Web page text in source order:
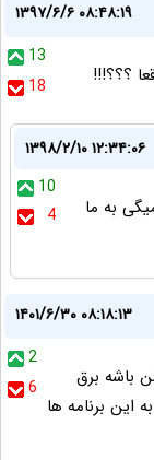
۱۳۹۷/۶/۶ ۰۸:۴۸:۱۹
13
18
۱۳۹۸/۲/۱۰ ۱۲:۳۴:۰۶
10
4
به ما
۱۴۰۱/۶/۳۰ ۰۸:۱۸:۱۳
2
6
باشه برق
برنامه ها